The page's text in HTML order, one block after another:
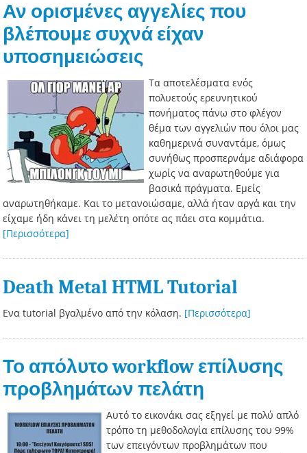
Αν ορισμένες αγγελίες που
βλέπουμε συχνά είχαν
υποσημειώσεις
Τα αποτελέσματα ενός
πολυετούς ερευνητικού
πονήματος πάνω στο φλέγον
θέμα των αγγελιών που όλοι μας
καθημερινά συναντάμε, όμως
συνήθως προσπερνάμε αδιάφορα
χωρίς να αναρωτηθούμε για
βασικά πράγματα. Εμείς
αναρωτηθήκαμε. Και το μετανοιώσαμε, αλλά ήταν αργά και την
είχαμε ήδη κάνει τη μελέτη οπότε ας πάει στα κομμάτια.
[Περισσότερα]
Death Metal HTML Tutorial
Ενα tutorial βγαλμένο από την κόλαση. [Περισσότερα]
Το απόλυτο workflow επίλυσης
προβλημάτων πελάτη
Αυτό το εικονάκι σας εξηγεί με πολύ απλό
τρόπο τη μεθοδολογία επίλυσης του 99%
των επειγόντων προβλημάτων που